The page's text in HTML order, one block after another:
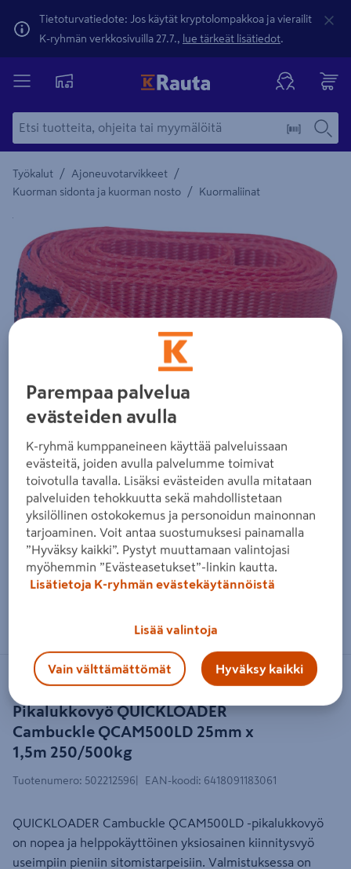
Tietoturvatiedote: Jos käytät kryptolompakkoa ja vierailit
K-ryhmän verkkosivuilla 27.7., lue tärkeät lisätiedot.
Työkalut / Ajoneuvotarvikkeet /
Kuorman sidonta ja kuorman nosto / Kuormaliinat
Yksityiskohtainen kuvaus löytyy Tuotteen kuvaus -
Pikalukkovyö QUICKLOADER
Cambuckle QCAM500LD 25mm x
1,5m 250/500kg
QUICKLOADER
Tuotenumero: 502212596 EAN-koodi: 6418091183061
QUICKLOADER Cambuckle QCAM500LD -pikalukkovyö
on nopea ja helppokäyttöinen yksiosainen kiinnitysvyö
useimpiin pieniin sitomistarpeisiin. Valmistuksessa on
Parempaa palvelua
evästeiden avulla
K-ryhmä kumppaneineen käyttää palveluissaan
evästeitä, joiden avulla palvelumme toimivat
toivotulla tavalla. Lisäksi evästeiden avulla mitataan
palveluiden tehokkuutta sekä mahdollistetaan
yksilöllinen ostokokemus ja personoidun mainonnan
tarjoaminen. Voit antaa suostumuksesi painamalla
”Hyväksy kaikki”. Pystyt muuttamaan valintojasi
myöhemmin ”Evästeasetukset”-linkin kautta.
Lisätietoja K-ryhmän evästekäytännöistä
Lisää valintoja
Vain välttämättömät Hyväksy kaikki